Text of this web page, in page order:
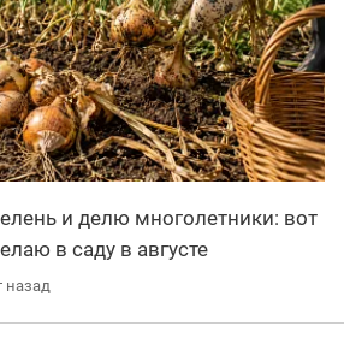
и делю многолетники: вот
в саду в августе
назад